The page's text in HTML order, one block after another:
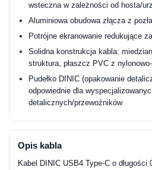
wsteczna w zależności od hosta/
Aluminiowa obudowa złącza z
Potrójne ekranowanie redukujące
Solidna konstrukcja kabla:
struktura, płaszcz PVC z
Pudełko DINIC (opakowanie
odpowiednie dla
detalicznych/przewoźników
Opis kabla
Kabel DINIC USB4 Type-C o